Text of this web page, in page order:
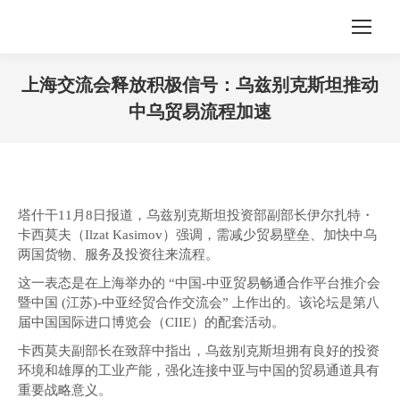
上海交流会释放积极信号：乌兹别克斯坦推动
中乌贸易流程加速
塔什干11月8日报道，乌兹别克斯坦投资部副部长伊尔扎特・
卡西莫夫（Ilzat Kasimov）强调，需减少贸易壁垒、加快中乌
两国货物、服务及投资往来流程。
这一表态是在上海举办的 “中国-中亚贸易畅通合作平台推介会
暨中国 (江苏)-中亚经贸合作交流会” 上作出的。该论坛是第八
届中国国际进口博览会（CIIE）的配套活动。
卡西莫夫副部长在致辞中指出，乌兹别克斯坦拥有良好的投资
环境和雄厚的工业产能，强化连接中亚与中国的贸易通道具有
重要战略意义。